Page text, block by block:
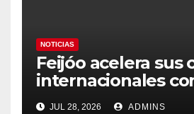
NOTICIAS
Feijóo acelera sus
internacionales
Latinoamérica
JUL 28, 2026 ADMINS